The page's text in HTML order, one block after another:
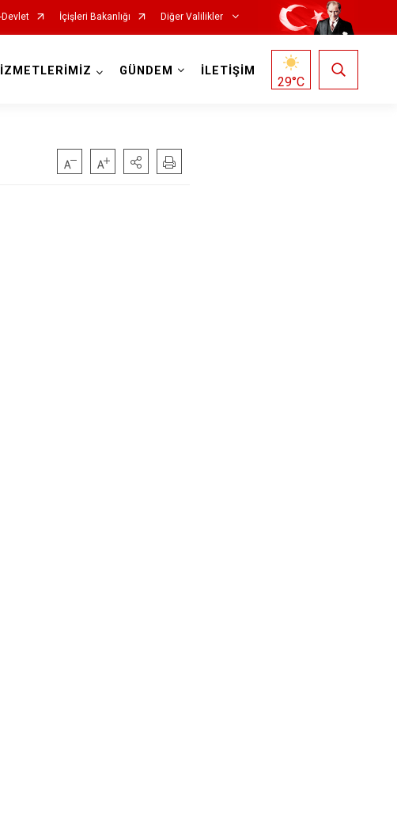
Devlet İçişleri Bakanlığı Diğer Valilikler
GÜNDEM İLETİŞİM
29°C